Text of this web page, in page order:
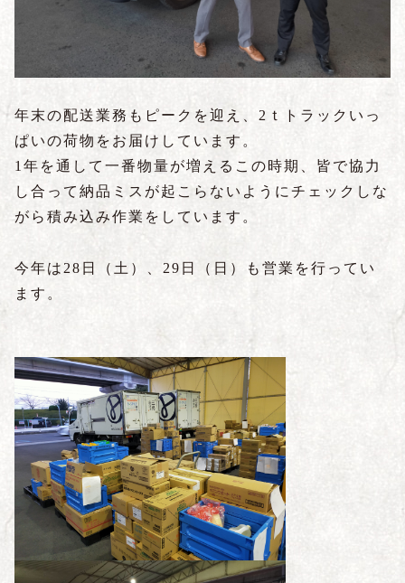
年末の配送業務もピークを迎え、 2 ｔトラックいっ
ぱいの荷物をお届けしています。
1年を通して一番物量が増えるこの時期、皆で協力
し合って納品ミスが起こらないようにチェックしな
がら積み込み作業をしています。
今年は 28 日（土）、 29 日（日）も営業を行ってい
ます。